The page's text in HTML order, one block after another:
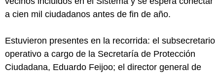
a cien mil ciudadanos antes de fin de año.
Estuvieron presentes en la recorrida: el subsecretario
operativo a cargo de la Secretaría de Protección
Ciudadana, Eduardo Feijoo; el director general de